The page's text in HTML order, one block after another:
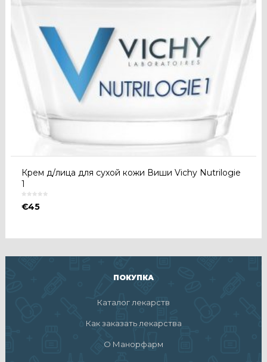
Крем д/лица для сухой кожи Виши Vichy Nutrilogie
1
€45
ПОКУПКА
Каталог лекарств
Как заказать лекарства
О Манорфарм